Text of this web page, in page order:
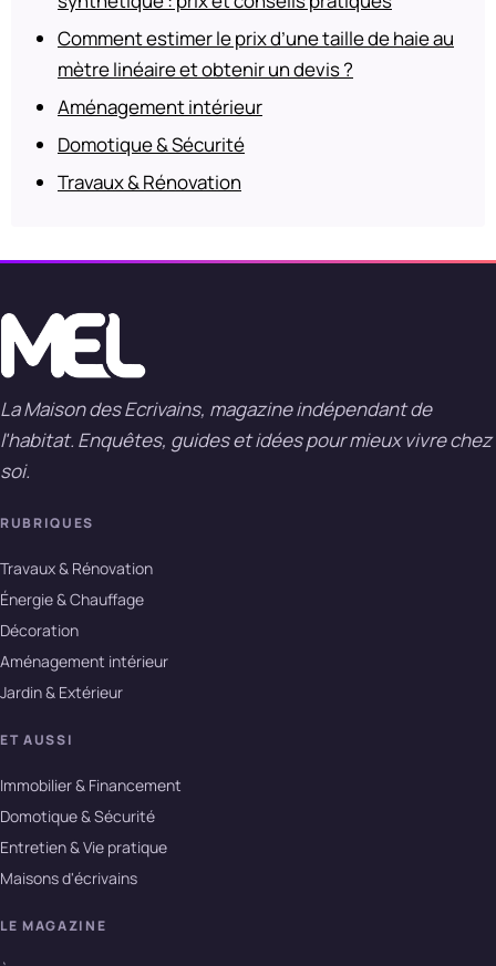
Comment estimer le prix d’une taille de haie au
mètre linéaire et obtenir un devis ?
Aménagement intérieur
Domotique & Sécurité
Travaux & Rénovation
La Maison des Ecrivains, magazine indépendant de
l'habitat. Enquêtes, guides et idées pour mieux vivre chez
soi.
RUBRIQUES
Travaux & Rénovation
Énergie & Chauffage
Décoration
Aménagement intérieur
Jardin & Extérieur
ET AUSSI
Immobilier & Financement
Domotique & Sécurité
Entretien & Vie pratique
Maisons d'écrivains
LE MAGAZINE